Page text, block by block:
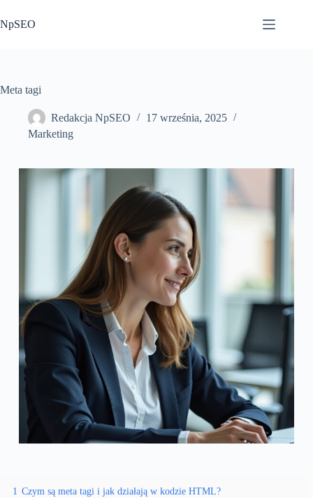
do
treści
NpSEO
Meta tagi
Redakcja NpSEO
17 września, 2025
Marketing
1 Czym są meta tagi i jak działają w kodzie HTML?